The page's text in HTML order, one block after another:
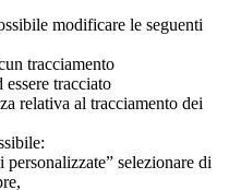
modificare le seguenti
tracciamento
tracciato
relativa al tracciamento dei
selezionare di